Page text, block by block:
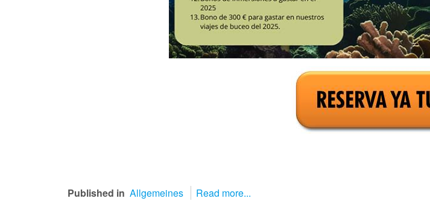
Published in Allgemeines Read more...